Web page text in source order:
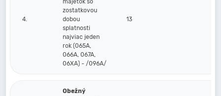
4.
majetok so
zostatkovou
dobou
splatnosti
najviac jeden
rok (065A,
066A, 067A,
06XA) - /096A/
13
Obežný